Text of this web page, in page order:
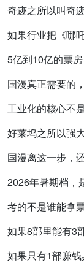
奇迹之所以叫奇
如果行业把《哪
5亿到10亿的票
国漫真正需要的
工业化的核心不
好莱坞之所以强
国漫离这一步，
2026年暑期档，
考的不是谁能拿
如果8部里能有3
如果只有1部赚